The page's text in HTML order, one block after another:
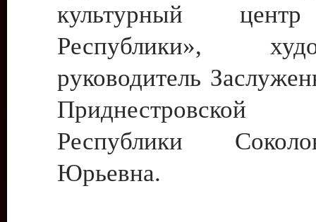
культурный
Республики»,
руководитель
Приднестровской
Республики
Юрьевна.